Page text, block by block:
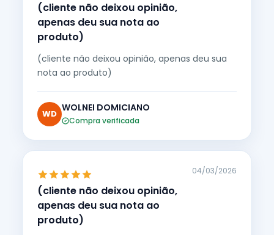
(cliente não deixou opinião,
apenas deu sua nota ao
produto)
(cliente não deixou opinião, apenas deu sua
nota ao produto)
WD
WOLNEI DOMICIANO
Compra verificada
(cliente não deixou opinião,
apenas deu sua nota ao
produto)
04/03/2026